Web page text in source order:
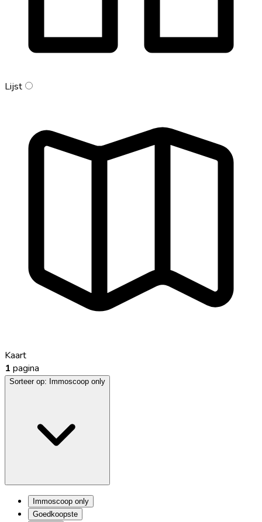
Lijst
Kaart
1 pagina
Sorteer op: Immoscoop only
Immoscoop only
Goedkoopste